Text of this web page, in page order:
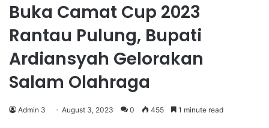
Buka Camat Cup 2023
Rantau Pulung, Bupati
Ardiansyah Gelorakan
Salam Olahraga
Admin 3 August 3, 2023 0 455 1 minute read